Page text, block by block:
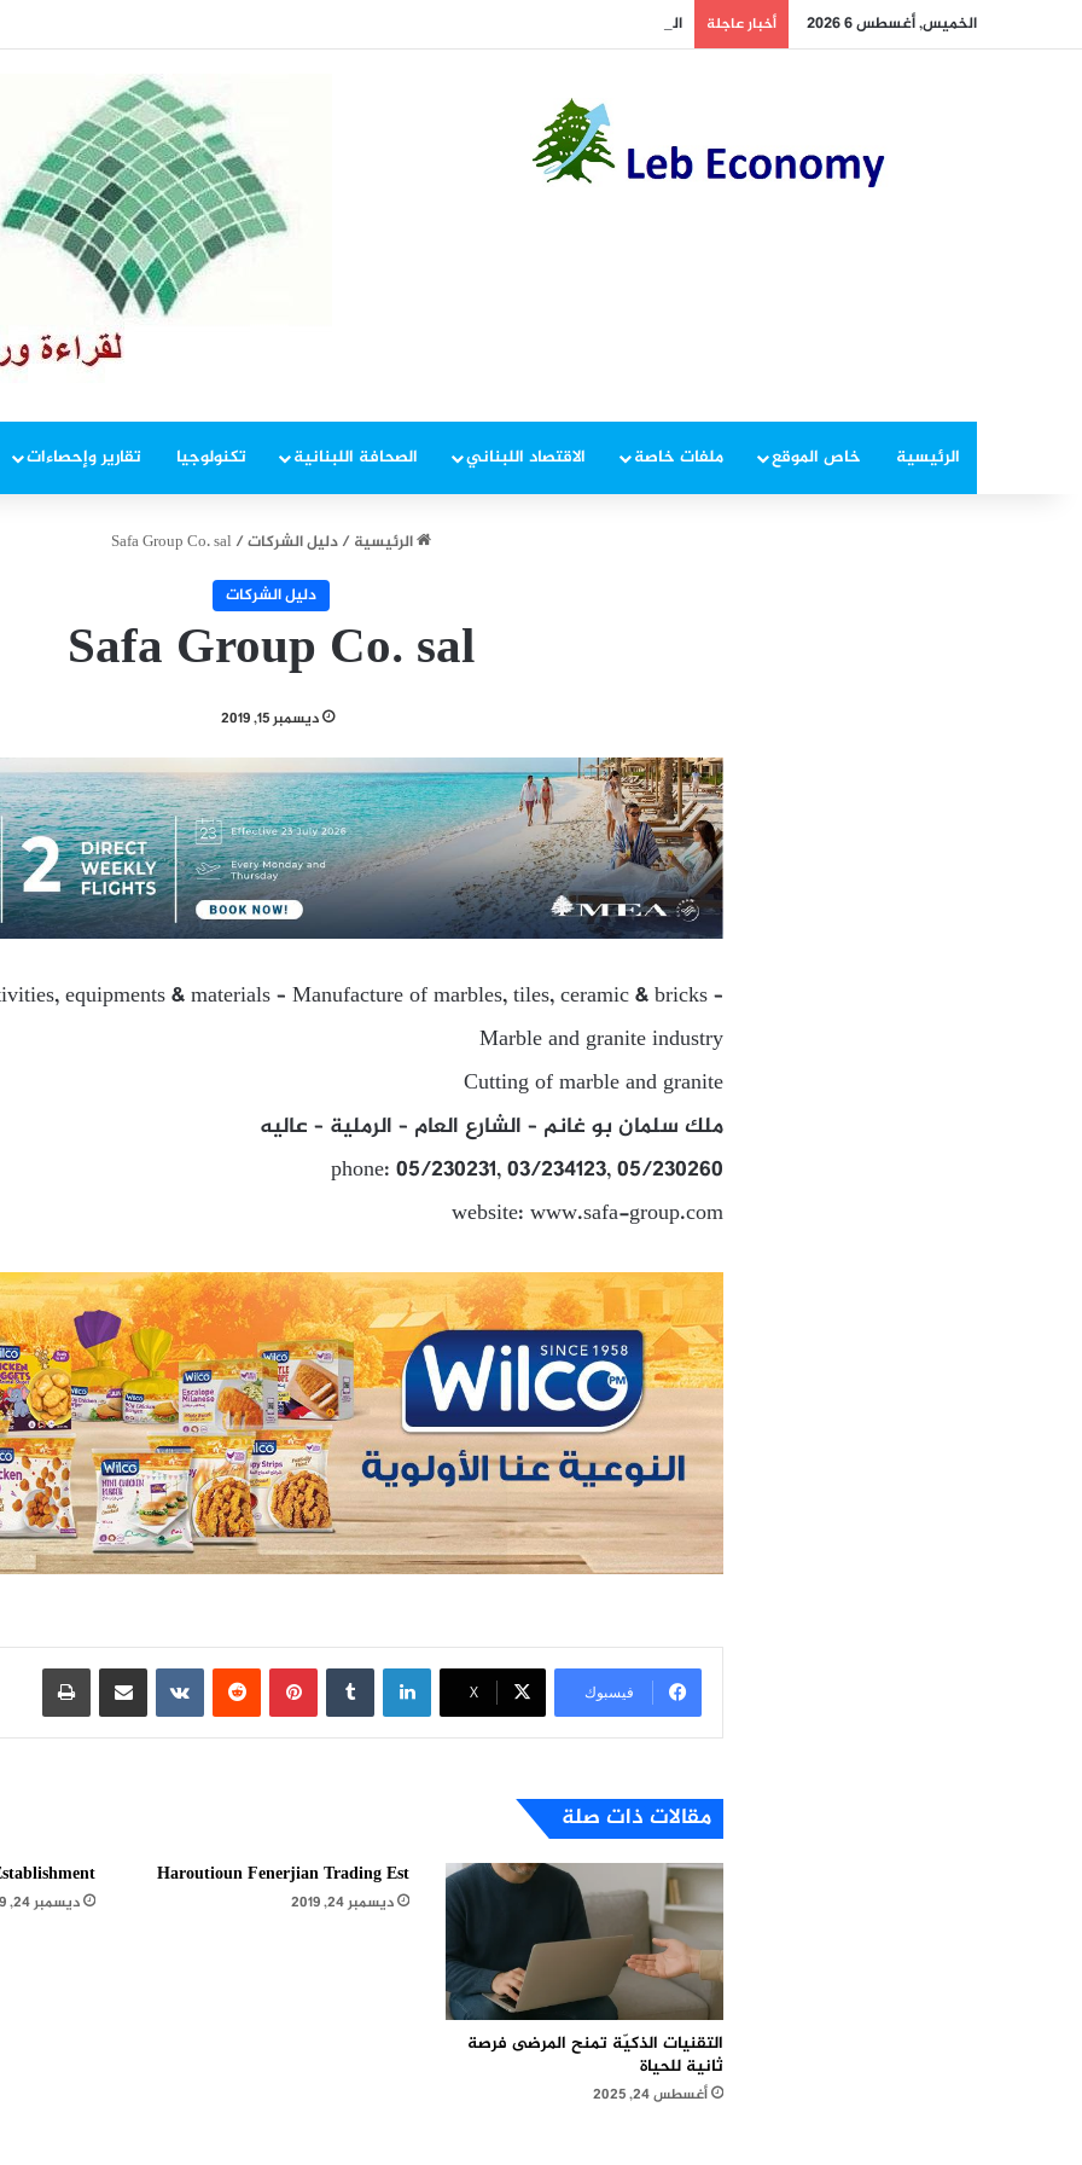
الخميس, أغسطس 6 2026 أخبار عاجلة الجيش يوقف مطلوبين في إطار ملاحقة المخلين بالأمن
الرئيسية خاص الموقع ملفات خاصة الاقتصاد اللبناني الصحافة اللبنانية تكنولوجيا تقارير وإحصاءات
الرئيسية / دليل الشركات/
Safa Group Co. sal
دليل الشركات
Safa Group Co. sal
ديسمبر 15, 2019
equipments & materials – Manufacture of marbles, tiles, ceramic & bricks –
Marble and granite industry
Cutting of marble and granite
ملك سلمان بو غانم – الشارع العام – الرملية – عاليه
phone: 05/230231, 03/234123, 05/230260
website: www.safa-group.com
فيسبوك X
لينكدإن بينتيريست مشاركة عبر البريد طباعة
مقالات ذات صلة
التقنيات الذكيّة تمنح المرضى فرصة
ثانية للحياة
أغسطس 24, 2025
Haroutioun Fenerjian Trading Est
ديسمبر 24, 2019 ديسمبر 24, 2019